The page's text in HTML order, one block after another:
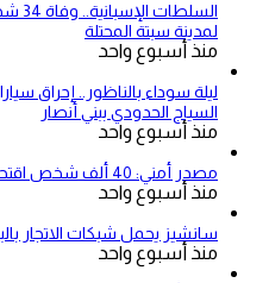
لمدينة سبتة المحتلة
منذ أسبوع واحد
ليلة سوداء بالناظور.. إحراق
السياج الحدودي ببني أنصار
منذ أسبوع واحد
مصدر أمني: 40 ألف شخص اقتحموا سبتة
منذ أسبوع واحد
سانشيز يحمل شبكات الاتجار
منذ أسبوع واحد